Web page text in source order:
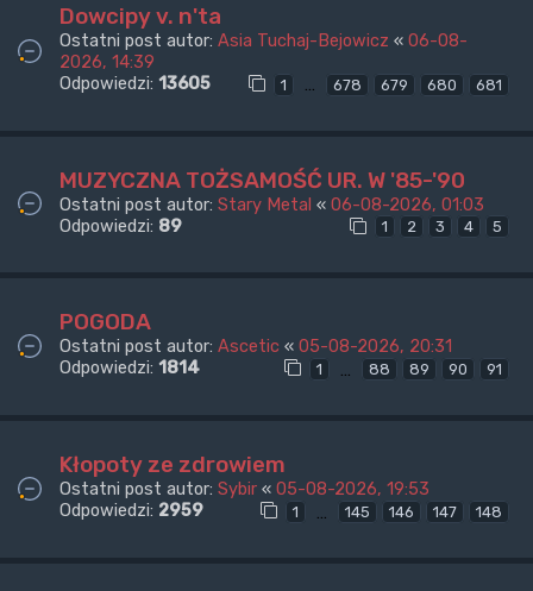
Dowcipy v. n'ta
Ostatni post autor: Asia Tuchaj-Bejowicz « 06-08-
2026, 14:39
Odpowiedzi: 13605 1 … 678 679 680 681
MUZYCZNA TOŻSAMOŚĆ UR. W '85-'90
Ostatni post autor: Stary Metal « 06-08-2026, 01:03
Odpowiedzi: 89 1 2 3 4 5
POGODA
Ostatni post autor: Ascetic « 05-08-2026, 20:31
Odpowiedzi: 1814 1 … 88 89 90 91
Kłopoty ze zdrowiem
Ostatni post autor: Sybir « 05-08-2026, 19:53
Odpowiedzi: 2959 1 145 146 147 148